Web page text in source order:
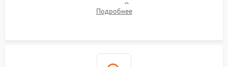
температуры и расходомера. Оценка степени износа
жерновов кофемолки, уплотнительных колец гидросистемы
Подробнее